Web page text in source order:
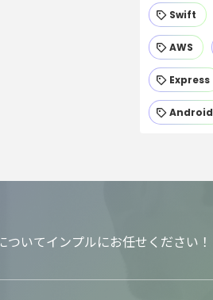
Swift
AWS
Express
Android
いてインプルにお任せください！